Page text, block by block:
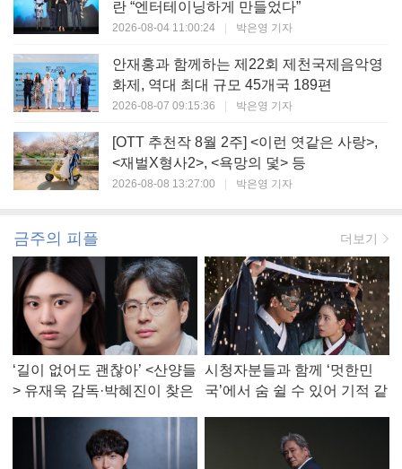
란 “엔터테이닝하게 만들었다”
2026-08-04 11:00:24 | 박은영 기자
안재홍과 함께하는 제22회 제천국제음악영
화제, 역대 최대 규모 45개국 189편
2026-08-07 09:15:36 | 박은영 기자
[OTT 추천작 8월 2주] <이런 엿같은 사랑>,
<재벌X형사2>, <욕망의 덫> 등
2026-08-08 13:27:00 | 박은영 기자
금주의 피플 더보기
‘길이 없어도 괜찮아’ <산양들
> 유재욱 감독·박혜진이 찾은
시청자분들과 함께 ‘멋한민
국’에서 숨 쉴 수 있어 기적 같